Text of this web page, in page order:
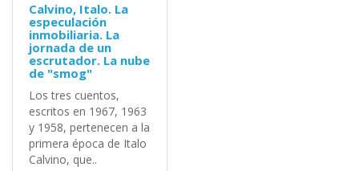
Calvino, Italo. La
especulación
inmobiliaria. La
jornada de un
escrutador. La nube
de "smog"
Los tres cuentos,
escritos en 1967, 1963
y 1958, pertenecen a la
primera época de Italo
Calvino, que..